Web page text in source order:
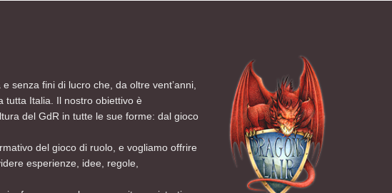
senza fini di lucro che, da oltre vent’anni,
tutta Italia. Il nostro obiettivo è
del GdR in tutte le sue forme: dal gioco
del gioco di ruolo, e vogliamo offrire
esperienze, idee, regole,